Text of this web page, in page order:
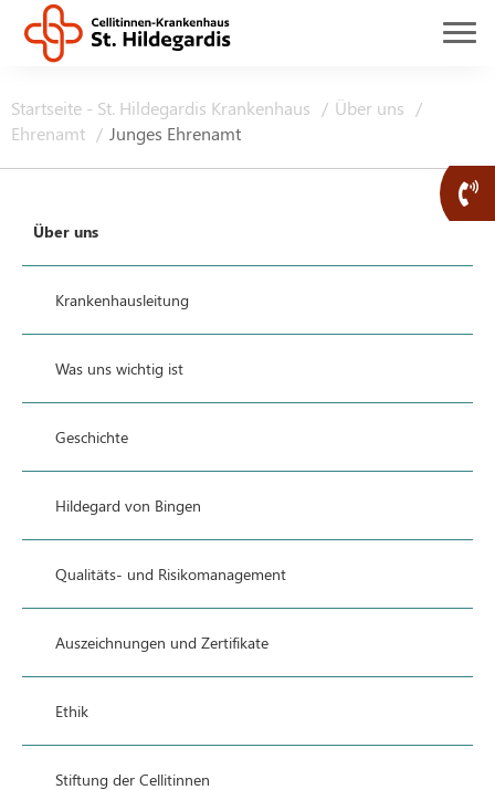
Startseite - St. Hildegardis Krankenhaus
Über uns
Ehrenamt
Junges Ehrenamt
Über uns
Krankenhausleitung
Was uns wichtig ist
Geschichte
Hildegard von Bingen
Qualitäts- und Risikomanagement
Auszeichnungen und Zertifikate
Ethik
Stiftung der Cellitinnen